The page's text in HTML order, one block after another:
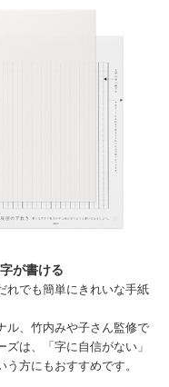
が書ける
れでも簡単にきれいな手紙
ル、竹内みや子さん監修で
は、「字に自信がない」
方にもおすすめです。